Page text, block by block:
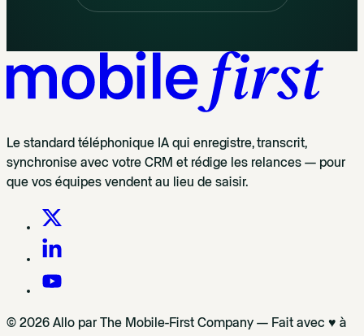
Le standard téléphonique IA qui enregistre, transcrit,
synchronise avec votre CRM et rédige les relances — pour
que vos équipes vendent au lieu de saisir.
© 2026 Allo par The Mobile-First Company — Fait avec ♥ à